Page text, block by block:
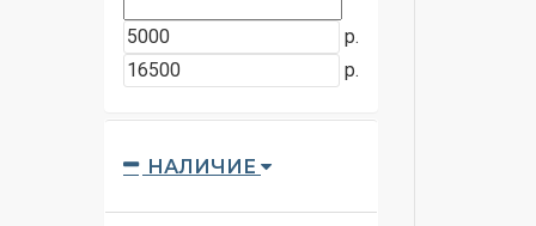
р.
р.
НАЛИЧИЕ